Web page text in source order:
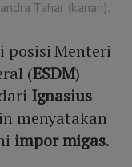
Tahar (kanan).
posisi Menteri
(ESDM)
Ignasius
menyatakan
impor migas.